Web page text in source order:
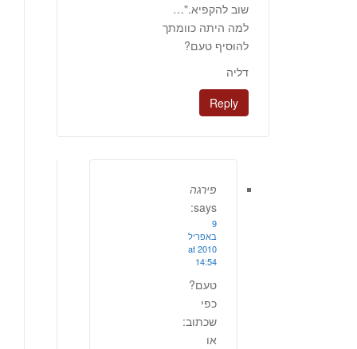
שוב להקפיא."…
למה היתה כוומתך
להוסיף טעם?
דליה
Reply
פירגה
says:
9
באפריל
2010 at
14:54
טעם?
כפי
שכתוב:
או